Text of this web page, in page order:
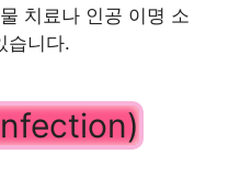
치료나 인공 이명 소
습니다.